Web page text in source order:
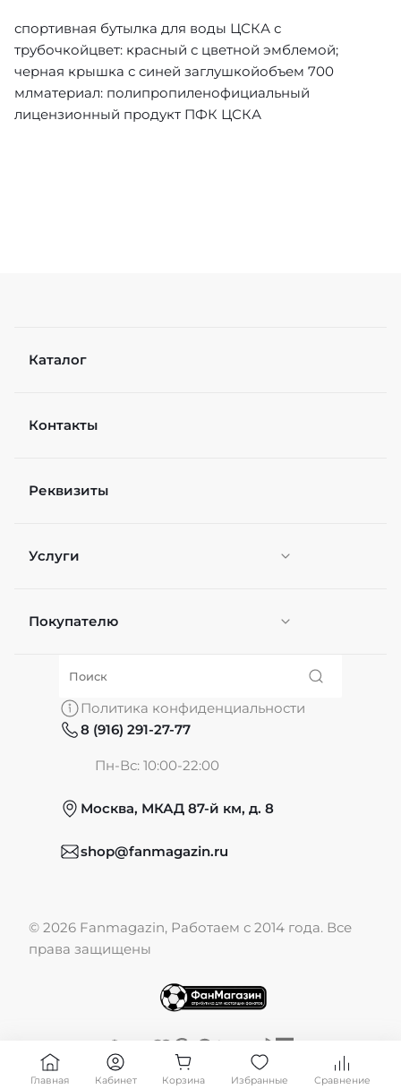
спортивная бутылка для воды ЦСКА с
трубочкойцвет: красный с цветной эмблемой;
черная крышка с синей заглушкойобъем 700
млматериал: полипропиленофициальный
лицензионный продукт ПФК ЦСКА
Каталог
Контакты
Реквизиты
Услуги
Персонификация
Покупателю
О нас
Обмен и возврат
Публичная оферта
Политика конфиденциальности
8 (916) 291-27-77
Пн-Вс: 10:00-22:00
Москва, МКАД 87-й км, д. 8
shop@fanmagazin.ru
© 2026 Fanmagazin, Работаем с 2014 года. Все
права защищены
Главная Кабинет Корзина Избранные Сравнение